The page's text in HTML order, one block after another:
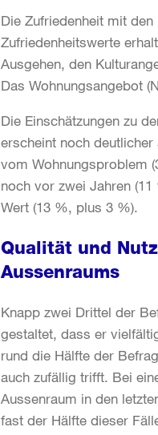
Die Zufriedenheit mit
Zufriedenheitswerte
Ausgehen, den
Das Wohnungsangebot
Die Einschätzungen zu
erscheint noch
vom Wohnungsproblem
noch vor zwei Jahren
Wert (13 %, plus 3 %).
Qualität und
Aussenraums
Knapp zwei Drittel der
gestaltet, dass er
rund die Hälfte der
auch zufällig trifft. Bei
Aussenraum in den
fast der Hälfte dieser